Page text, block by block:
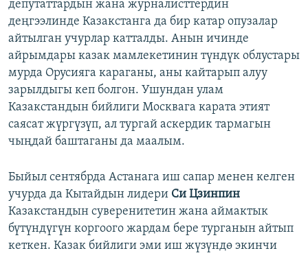
депутаттардын жана журналисттердин
деңгээлинде Казакстанга да бир катар опузалар
айтылган учурлар катталды. Анын ичинде
айрымдары казак мамлекетинин түндүк облустары
мурда Орусияга караганы, аны кайтарып алуу
зарылдыгы кеп болгон. Ушундан улам
Казакстандын бийлиги Москвага карата этият
саясат жүргүзүп, ал тургай аскердик тармагын
чыңдай баштаганы да маалым.
Быйыл сентябрда Астанага иш сапар менен келген
учурда да Кытайдын лидери Си Цзинпин
Казакстандын суверенитетин жана аймактык
бүтүндүгүн коргоого жардам бере турганын айтып
кеткен. Казак бийлиги эми иш жүзүндө экинчи